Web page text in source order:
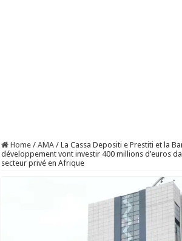
Home / AMA / La Cassa Depositi e Prestiti et la
développement vont investir 400 millions d’euros
secteur privé en Afrique